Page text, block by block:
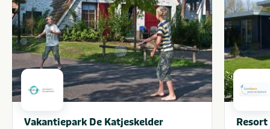
Vakantiepark De Katjeskelder Resort